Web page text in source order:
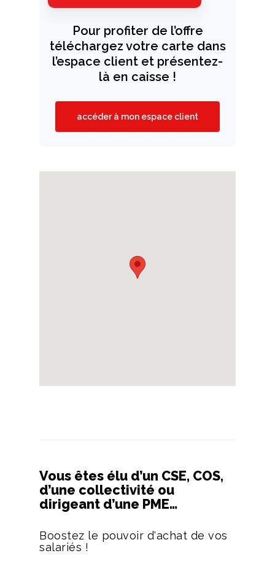
Pour profiter de l’offre
téléchargez votre carte dans
l’espace client et présentez-
là en caisse !
accéder à mon espace client
Vous êtes élu d’un CSE, COS,
d’une collectivité ou
dirigeant d’une PME…
Boostez le pouvoir d'achat de vos
salariés !